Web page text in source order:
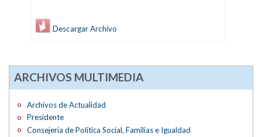
Descargar Archivo
ARCHIVOS MULTIMEDIA
Archivos de Actualidad
Presidente
Consejería de Política Social, Familias e Igualdad